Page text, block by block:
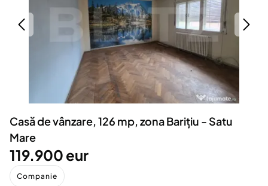
Servicii
Animale de companie
Afaceri și echipamente profesionale
Inchiriere Bunuri si Vehicule
Utilaje agricole si industriale
Piese auto si accesorii
Casă de vânzare, 126 mp, zona Barițiu - Satu
Mare
119.900 eur
Companie